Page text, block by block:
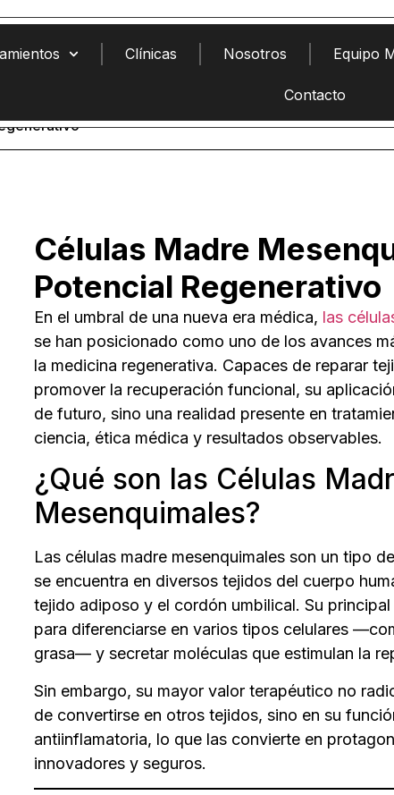
Clínicas Nosotros Equipo
Contacto
Células Madre
Potencial Regenerativo
En el umbral de una nueva era médica, las
se han posicionado como uno de los avances
la medicina regenerativa. Capaces de reparar
promover la recuperación funcional, su
de futuro, sino una realidad presente en
ciencia, ética médica y resultados observables.
¿Qué son las Células
Mesenquimales?
Las células madre mesenquimales son un tipo
se encuentra en diversos tejidos del cuerpo
tejido adiposo y el cordón umbilical. Su
para diferenciarse en varios tipos celulares
grasa— y secretar moléculas que estimulan la
Sin embargo, su mayor valor terapéutico no
de convertirse en otros tejidos, sino en su
antiinflamatoria, lo que las convierte en
innovadores y seguros.